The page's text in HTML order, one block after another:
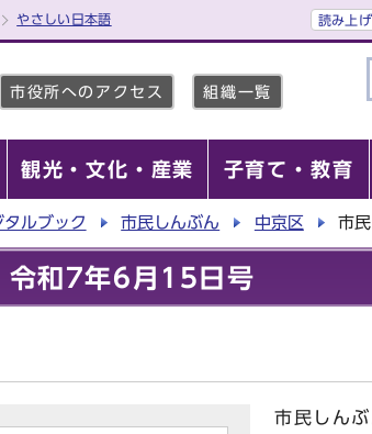
やさしい日本語 読み上げ
市役所へのアクセス
組織一覧
観光・文化・産業 子育て・教育
ルブック 市民しんぶん 中京区 市
和7年6月15日号
市民しん